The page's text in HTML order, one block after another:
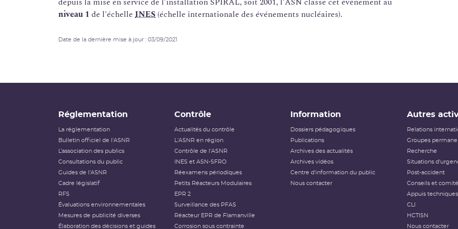
niveau 1 de l'échelle INES (échelle internationale des événements nucléaires).
Date de la dernière mise à jour : 03/09/2021
Réglementation
La réglementation
Bulletin officiel de l'ASNR
L’association des publics
Consultations du public
Guides de l'ASNR
Cadre législatif
RFS
Évaluations environnementales
Mesures de publicité diverses
Élaboration des décisions et guides
Contrôle
Actualités du contrôle
L'ASNR en région
Contrôle de l'ASNR
INES et ASN-SFRO
Réexamens périodiques
Petits Réacteurs Modulaires
EPR 2
Surveillance des PFAS
Réacteur EPR de Flamanville
Corrosion sous contrainte
Information
Dossiers pédagogiques
Publications
Archives des actualités
Archives vidéos
Centre d'information du public
Nous contacter
Autres
Relations
Groupes
Recherche
Situations
Post-accident
Conseils et
Appuis
CLI
HCTISN
Nous contacter